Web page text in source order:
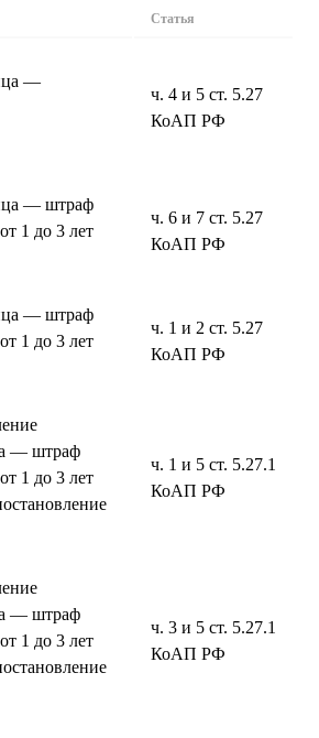
Статья
—
ч. 4 и 5 ст. 5.27
КоАП РФ
— штраф
1 до 3 лет
ч. 6 и 7 ст. 5.27
КоАП РФ
— штраф
1 до 3 лет
ч. 1 и 2 ст. 5.27
КоАП РФ
— штраф
1 до 3 лет
ч. 1 и 5 ст. 5.27.1
КоАП РФ
— штраф
1 до 3 лет
ч. 3 и 5 ст. 5.27.1
КоАП РФ